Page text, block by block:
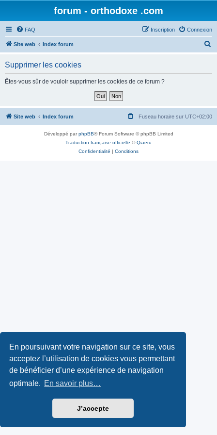
En poursuivant votre navigation sur ce site, vous
acceptez l’utilisation de cookies vous permettant
de bénéficier d’une expérience de navigation
optimale. En savoir plus…
J’accepte
forum - orthodoxe .com
FAQ Connexion
Inscription
Site web Index forum
h
Supprimer les cookies
Êtes-vous sûr de vouloir supprimer les cookies de ce forum ?
Site web Index forum Fuseau horaire sur UTC+02:00
Développé parphpBB® Forum Software © phpBB Limited
Traduction française officielle ©Qiaeru
Confidentialité | Conditions